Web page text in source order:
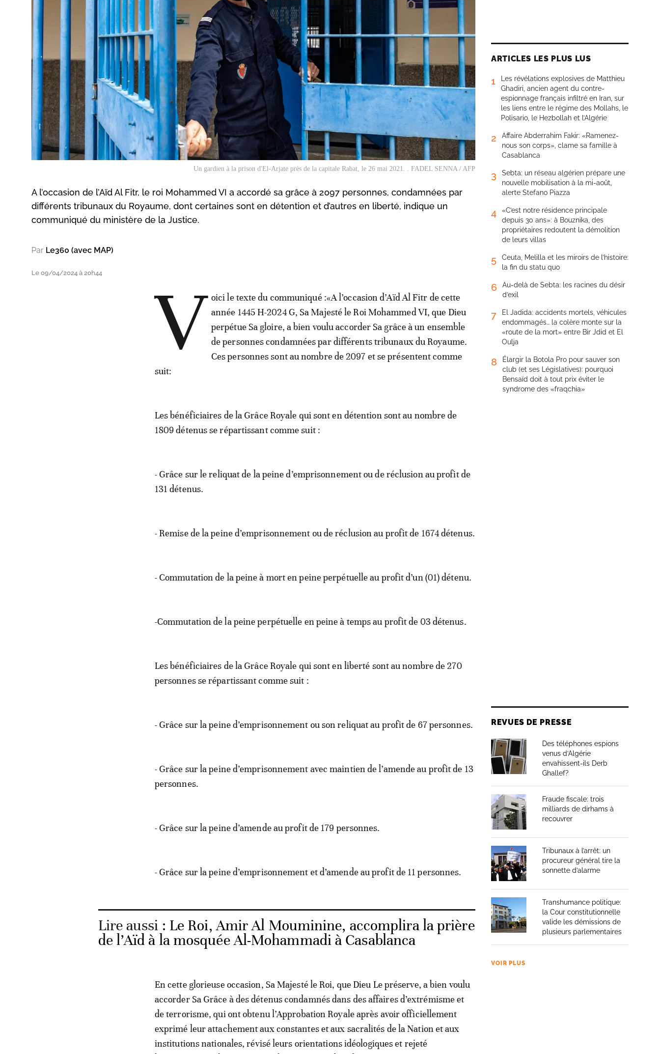
Un gardien à la prison d'El-Arjate près de la capitale Rabat, le 26 mai 2021. . FADEL SENNA / AFP
A l’occasion de l’Aïd Al Fitr, le roi Mohammed VI a accordé sa grâce à 2097 personnes, condamnées par
différents tribunaux du Royaume, dont certaines sont en détention et d’autres en liberté, indique un
communiqué du ministère de la Justice.
Par Le360 (avec MAP)
Le 09/04/2024 à 20h44 V oici le texte du communiqué :«A l’occasion d’Aïd Al Fitr de cette
année 1445 H-2024 G, Sa Majesté le Roi Mohammed VI, que Dieu
perpétue Sa gloire, a bien voulu accorder Sa grâce à un ensemble
de personnes condamnées par différents tribunaux du Royaume.
Ces personnes sont au nombre de 2097 et se présentent comme
suit:
Les bénéficiaires de la Grâce Royale qui sont en détention sont au nombre de
1809 détenus se répartissant comme suit :
- Grâce sur le reliquat de la peine d’emprisonnement ou de réclusion au profit de
131 détenus.
- Remise de la peine d’emprisonnement ou de réclusion au profit de 1674 détenus.
- Commutation de la peine à mort en peine perpétuelle au profit d’un (01) détenu.
-Commutation de la peine perpétuelle en peine à temps au profit de 03 détenus.
Les bénéficiaires de la Grâce Royale qui sont en liberté sont au nombre de 270
personnes se répartissant comme suit :
- Grâce sur la peine d’emprisonnement ou son reliquat au profit de 67 personnes.
- Grâce sur la peine d’emprisonnement avec maintien de l’amende au profit de 13
personnes.
- Grâce sur la peine d’amende au profit de 179 personnes.
- Grâce sur la peine d’emprisonnement et d’amende au profit de 11 personnes.
Lire aussi : Le Roi, Amir Al Mouminine, accomplira la prière
de l’Aïd à la mosquée Al-Mohammadi à Casablanca
En cette glorieuse occasion, Sa Majesté le Roi, que Dieu Le préserve, a bien voulu
accorder Sa Grâce à des détenus condamnés dans des affaires d’extrémisme et
de terrorisme, qui ont obtenu l’Approbation Royale après avoir officiellement
exprimé leur attachement aux constantes et aux sacralités de la Nation et aux
institutions nationales, révisé leurs orientations idéologiques et rejeté
ARTICLES LES PLUS LUS
1
Les révélations explosives de Matthieu
Ghadiri, ancien agent du contre-
espionnage français infiltré en Iran, sur
les liens entre le régime des Mollahs, le
Polisario, le Hezbollah et l’Algérie
2
Affaire Abderrahim Fakir: «Ramenez-
nous son corps», clame sa famille à
Casablanca
3
Sebta: un réseau algérien prépare une
nouvelle mobilisation à la mi-août,
alerte Stefano Piazza
4
«C’est notre résidence principale
depuis 30 ans»: à Bouznika, des
propriétaires redoutent la démolition
de leurs villas
5
Ceuta, Melilla et les miroirs de l’histoire:
la fin du statu quo
6
Au-delà de Sebta: les racines du désir
d’exil
7
El Jadida: accidents mortels, véhicules
endommagés… la colère monte sur la
«route de la mort» entre Bir Jdid et El
Oulja
8
Élargir la Botola Pro pour sauver son
club (et ses Législatives): pourquoi
Bensaïd doit à tout prix éviter le
syndrome des «fraqchia»
REVUES DE PRESSE
Des téléphones espions
venus d’Algérie
envahissent-ils Derb
Ghallef?
Fraude fiscale: trois
milliards de dirhams à
recouvrer
Tribunaux à l’arrêt: un
procureur général tire la
sonnette d’alarme
Transhumance politique:
la Cour constitutionnelle
valide les démissions de
plusieurs parlementaires
VOIR PLUS